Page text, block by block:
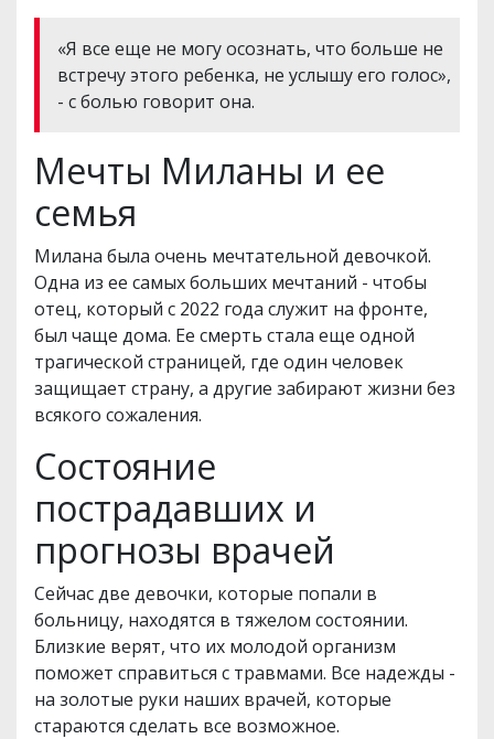
«Я все еще не могу осознать, что больше не
встречу этого ребенка, не услышу его голос»,
- с болью говорит она.
Мечты Миланы и ее
семья
Милана была очень мечтательной девочкой.
Одна из ее самых больших мечтаний - чтобы
отец, который с 2022 года служит на фронте,
был чаще дома. Ее смерть стала еще одной
трагической страницей, где один человек
защищает страну, а другие забирают жизни без
всякого сожаления.
Состояние
пострадавших и
прогнозы врачей
Сейчас две девочки, которые попали в
больницу, находятся в тяжелом состоянии.
Близкие верят, что их молодой организм
поможет справиться с травмами. Все надежды -
на золотые руки наших врачей, которые
стараются сделать все возможное.